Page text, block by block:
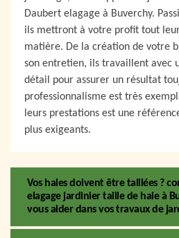
Daubert elagage à Buverchy.
ils mettront à votre profit tout
matière. De la création de votre
son entretien, ils travaillent avec
détail pour assurer un résultat
professionnalisme est très
leurs prestations est une
plus exigeants.
Vos haies doivent être taillées ?
elagage jardinier taille de haie à
vous aider dans vos travaux de